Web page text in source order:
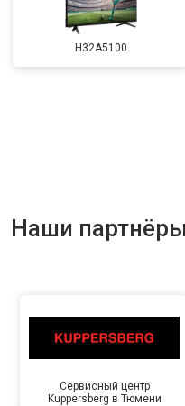
H32A5100
Наши партнёры
Сервисный центр
Kuppersberg в Тюмени